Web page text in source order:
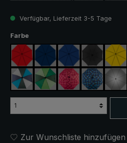
Verfügbar, Lieferzeit 3-5 Tage
Farbeauswählen
rot marineblaukönigsblauschwarzgelb
blau / grün / grau
hellgrün / dunkelgrünrosa / rot kariert
blau / grün
Zur Wunschliste hinzufügen